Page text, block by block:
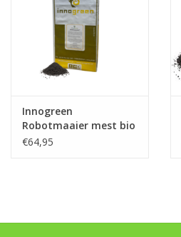
Drukspuiten
Onkruid & Reiniging
Zaden
Innogreen
Robotmaaier mest bio
8-3-6 + toevoegingen
€64,95